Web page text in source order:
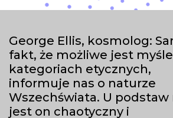
George Ellis, kosmolog:
fakt, że możliwe jest
kategoriach etycznych,
informuje nas o naturze
Wszechświata. U podstaw
jest on chaotyczny i